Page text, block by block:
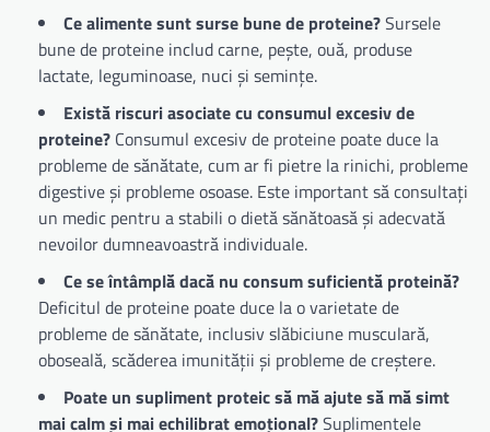
Ce alimente sunt surse bune de proteine?Sursele
bune de proteine includ carne, pește, ouă, produse
lactate, leguminoase, nuci și semințe.
Există riscuri asociate cu consumul excesiv de
proteine? Consumul excesiv de proteine poate duce la
probleme de sănătate, cum ar fi pietre la rinichi, probleme
digestive și probleme osoase. Este important să consultați
un medic pentru a stabili o dietă sănătoasă și adecvată
nevoilor dumneavoastră individuale.
Ce se întâmplă dacă nu consum suficientă proteină?
Deficitul de proteine poate duce la o varietate de
probleme de sănătate, inclusiv slăbiciune musculară,
oboseală, scăderea imunității și probleme de creștere.
Poate un supliment proteic să mă ajute să mă simt
mai calm și mai echilibrat emoțional?Suplimentele